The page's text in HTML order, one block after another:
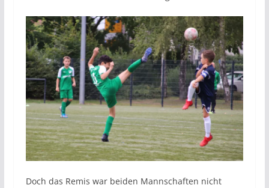
Doch das Remis war beiden Mannschaften nicht